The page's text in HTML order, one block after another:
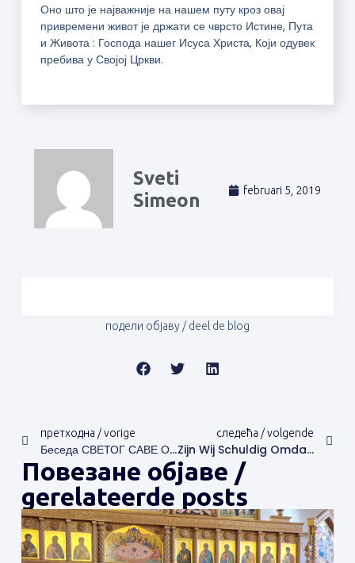
Оно што је најважније на нашем путу кроз овај
привремени живот је држати се чврсто Истине, Пута
и Живота : Господа нашег Исуса Христа, Који одувек
пребива у Својој Цркви.
Sveti
Simeon
februari 5, 2019
подели објаву / deel de blog
претходна / vorige
Беседа СВЕТОГ САВЕ О Правој Вери
следећа / volgende
Zijn Wij Schuldig Omdat De Eerste Mensen Een Zonde Hebben Begaan?
Повезане објаве /
gerelateerde posts